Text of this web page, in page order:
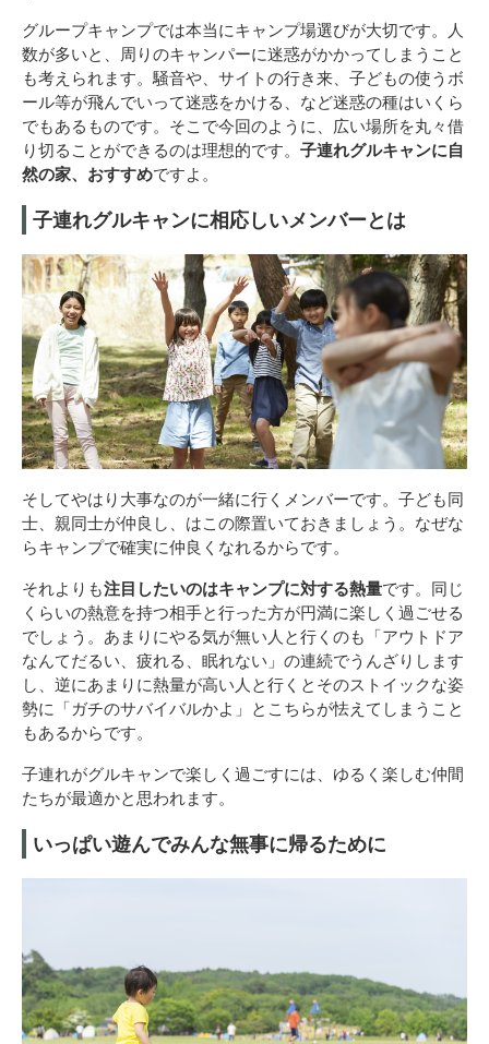
グループキャンプでは本当にキャンプ場選びが大切です。人
数が多いと、周りのキャンパーに迷惑がかかってしまうこと
も考えられます。騒音や、サイトの行き来、子どもの使うボ
ール等が飛んでいって迷惑をかける、など迷惑の種はいくら
でもあるものです。そこで今回のように、広い場所を丸々借
り切ることができるのは理想的です。 子連れグルキャンに自
然の家、おすすめですよ。
子連れグルキャンに相応しいメンバーとは
そしてやはり大事なのが一緒に行くメンバーです。子ども同
士、親同士が仲良し、はこの際置いておきましょう。なぜな
らキャンプで確実に仲良くなれるからです。
それよりも注目したいのはキャンプに対する熱量です。同じ
くらいの熱意を持つ相手と行った方が円満に楽しく過ごせる
でしょう。あまりにやる気が無い人と行くのも「アウトドア
なんてだるい、疲れる、眠れない」の連続でうんざりします
し、逆にあまりに熱量が高い人と行くとそのストイックな姿
勢に「ガチのサバイバルかよ」とこちらが怯えてしまうこと
もあるからです。
子連れがグルキャンで楽しく過ごすには、ゆるく楽しむ仲間
たちが最適かと思われます。
いっぱい遊んでみんな無事に帰るために